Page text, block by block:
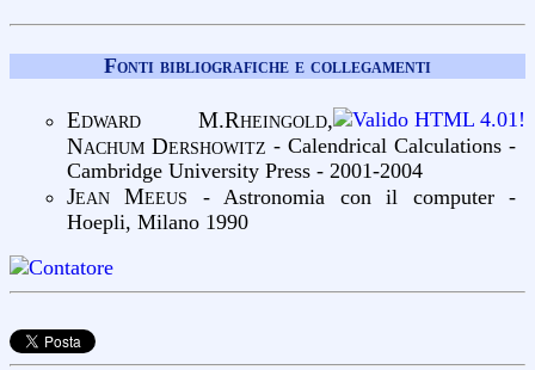
Fonti bibliografiche e collegamenti
Edward M.Rheingold,
Nachum Dershowitz - Calendrical Calculations-
Cambridge University Press - 2001-2004
Jean Meeus - Astronomia con il computer-
Hoepli, Milano 1990